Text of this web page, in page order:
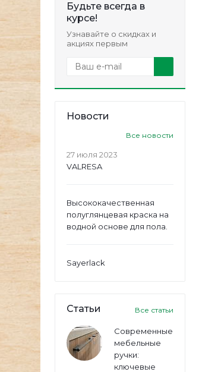
Будьте всегда в
курсе!
Узнавайте о скидках и
акциях первым
Новости
Все новости
27 июля 2023
VALRESA
Высококачественная
полуглянцевая краска на
водной основе для пола.
Sayerlack
Статьи Все статьи
Современные
мебельные
ручки:
ключевые